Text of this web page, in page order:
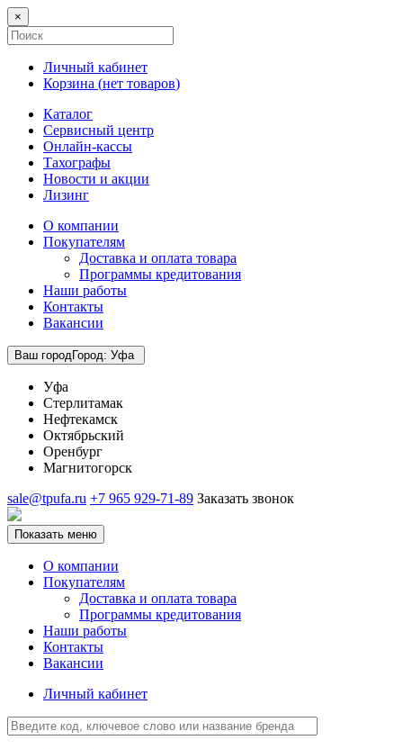
×
Личный кабинет
Корзина (нет товаров)
Каталог
Сервисный центр
Онлайн-кассы
Тахографы
Новости и акции
Лизинг
О компании
Покупателям
Доставка и оплата товара
Программы кредитования
Наши работы
Контакты
Вакансии
Ваш городГород: Уфа
Уфа
Стерлитамак
Нефтекамск
Октябрьский
Оренбург
Магнитогорск
sale@tpufa.ru +7 965 929-71-89 Заказать звонок
Показать меню
О компании
Покупателям
Доставка и оплата товара
Программы кредитования
Наши работы
Контакты
Вакансии
Личный кабинет